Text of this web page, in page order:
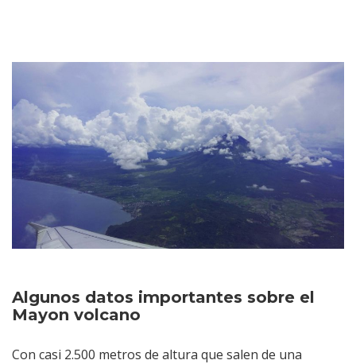
Algunos datos importantes sobre el
Mayon volcano
Con casi 2.500 metros de altura que salen de una